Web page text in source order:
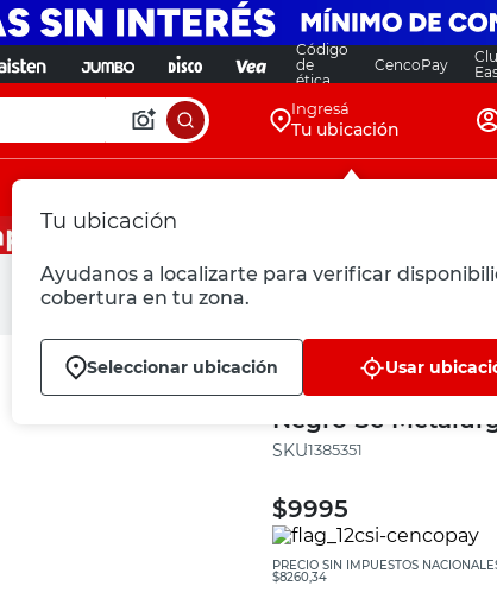
Código
de
ética
CencoPay
Ingresá
Tu ubicación
Tu ubicación
Ayudanos a localizarte para verificar
cobertura en tu zona.
Seleccionar ubicación Usar
Sc Metalurgica
Tirador Aluminio
Negro Sc
:1385351
$9995
PRECIO SIN IMPUESTOS
$8260,34